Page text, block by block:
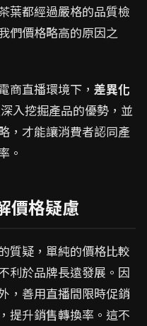
葉都經過嚴格的品質檢
們價格略高的原因之
商直播環境下， 差異化
入挖掘產品的優勢，並
，才能讓消費者認同產
。
價格疑慮
質疑，單純的價格比較
利於品牌長遠發展。因
，善用直播間限時促銷
提升銷售轉換率。這不